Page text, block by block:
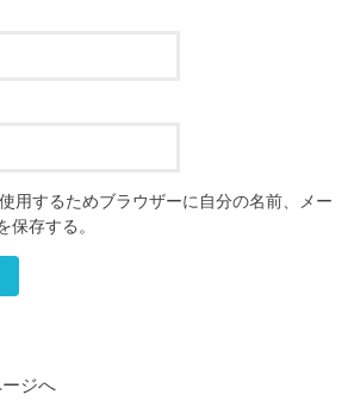
用するためブラウザーに自分の名前、メー
保存する。
ージへ